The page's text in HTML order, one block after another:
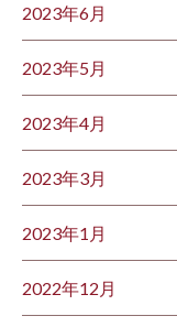
2023年6月
2023年5月
2023年4月
2023年3月
2023年1月
2022年12月